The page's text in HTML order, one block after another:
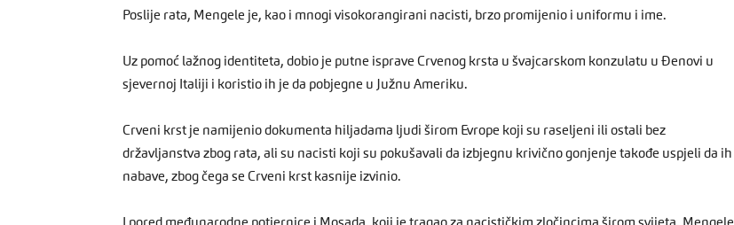
Poslije rata, Mengele je, kao i mnogi visokorangirani nacisti, brzo promijenio i uniformu i ime.
Uz pomoć lažnog identiteta, dobio je putne isprave Crvenog krsta u švajcarskom konzulatu u Đenovi u
sjevernoj Italiji i koristio ih je da pobjegne u Južnu Ameriku.
Crveni krst je namijenio dokumenta hiljadama ljudi širom Evrope koji su raseljeni ili ostali bez
državljanstva zbog rata, ali su nacisti koji su pokušavali da izbjegnu krivično gonjenje takođe uspjeli da ih
nabave, zbog čega se Crveni krst kasnije izvinio.